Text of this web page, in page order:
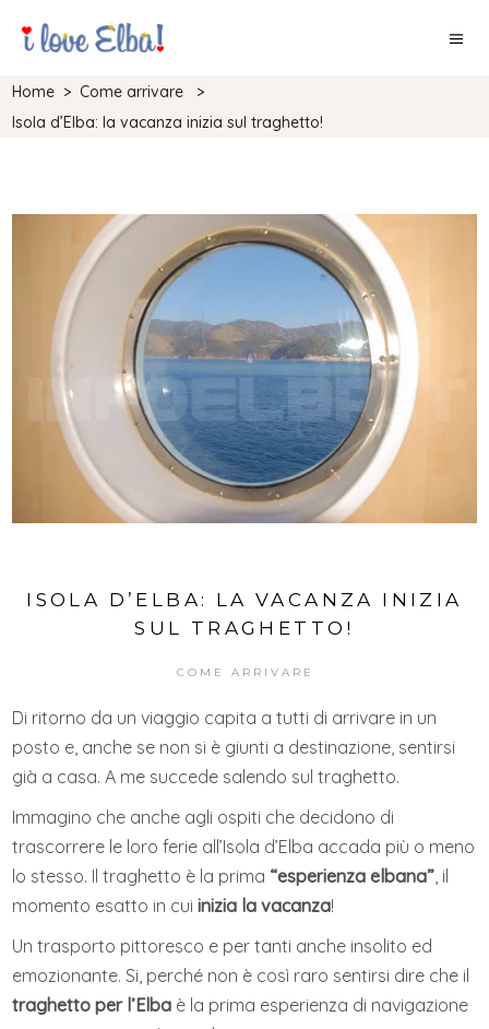
Home >Come arrivare
>
Isola d’Elba: la vacanza inizia sul traghetto!
ISOLA D’ELBA: LA VACANZA INIZIA
SUL TRAGHETTO!
COME ARRIVARE
Di ritorno da un viaggio capita a tutti di arrivare in un
posto e, anche se non si è giunti a destinazione, sentirsi
già a casa. A me succede salendo sul traghetto.
Immagino che anche agli ospiti che decidono di
trascorrere le loro ferie all’Isola d’Elba accada più o meno
lo stesso. Il traghetto è la prima “esperienza elbana”, il
momento esatto in cui inizia la vacanza!
Un trasporto pittoresco e per tanti anche insolito ed
emozionante. Si, perché non è così raro sentirsi dire che il
traghetto per l’Elba è la prima esperienza di navigazione